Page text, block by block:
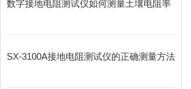
数字接地电阻测试仪如何测量土壤电阻率
SX-3100A接地电阻测试仪的正确测量方法